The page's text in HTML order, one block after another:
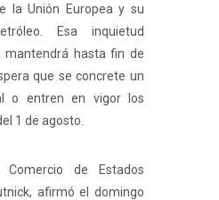
la Unión Europea y su
Esa inquietud
mantendrá hasta fin de
que se concrete un
o entren en vigor los
1 de agosto.
de Estados
afirmó el domingo